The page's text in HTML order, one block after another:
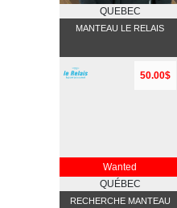
QUEBEC
MANTEAU LE RELAIS
50.00$
Wanted
QUÉBEC
RECHERCHE MANTEAU